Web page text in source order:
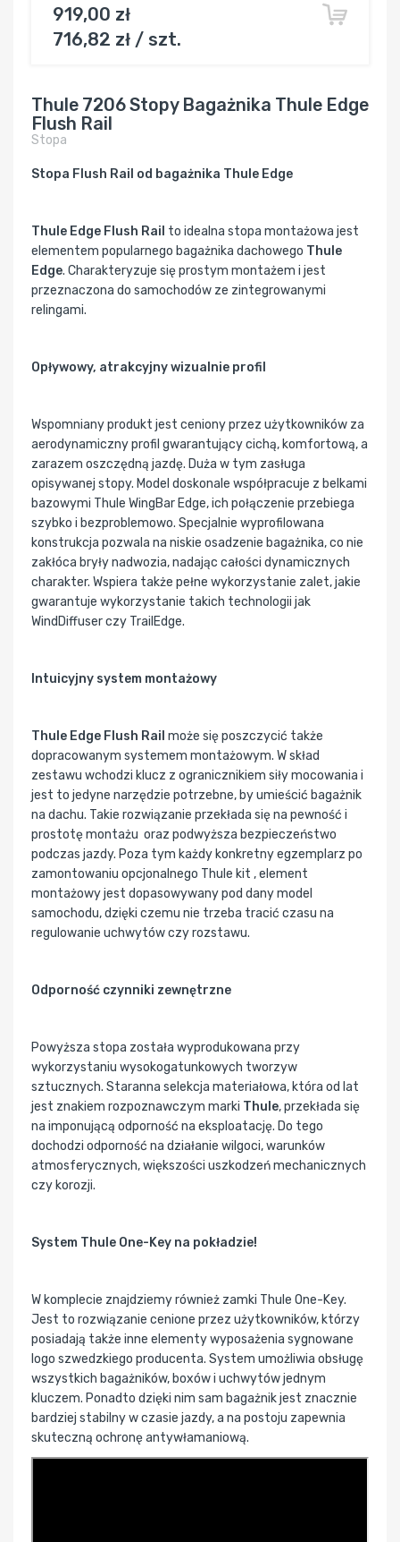
919,00 zł
716,82 zł / szt.
Thule 7206 Stopy Bagażnika Thule Edge
Flush Rail
Stopa
Stopa Flush Rail od bagażnika Thule Edge
Thule Edge Flush Rail to idealna stopa montażowa jest
elementem popularnego bagażnika dachowego Thule
Edge. Charakteryzuje się prostym montażem i jest
przeznaczona do samochodów ze zintegrowanymi
relingami.
Opływowy, atrakcyjny wizualnie profil
Wspomniany produkt jest ceniony przez użytkowników za
aerodynamiczny profil gwarantujący cichą, komfortową, a
zarazem oszczędną jazdę. Duża w tym zasługa
opisywanej stopy. Model doskonale współpracuje z belkami
bazowymi Thule WingBar Edge, ich połączenie przebiega
szybko i bezproblemowo. Specjalnie wyprofilowana
konstrukcja pozwala na niskie osadzenie bagażnika, co nie
zakłóca bryły nadwozia, nadając całości dynamicznych
charakter. Wspiera także pełne wykorzystanie zalet, jakie
gwarantuje wykorzystanie takich technologii jak
WindDiffuser czy TrailEdge.
Intuicyjny system montażowy
Thule Edge Flush Rail może się poszczycić także
dopracowanym systemem montażowym. W skład
zestawu wchodzi klucz z ogranicznikiem siły mocowania i
jest to jedyne narzędzie potrzebne, by umieścić bagażnik
na dachu. Takie rozwiązanie przekłada się na pewność i
prostotę montażu oraz podwyższa bezpieczeństwo
podczas jazdy. Poza tym każdy konkretny egzemplarz po
zamontowaniu opcjonalnego Thule kit , element
montażowy jest dopasowywany pod dany model
samochodu, dzięki czemu nie trzeba tracić czasu na
regulowanie uchwytów czy rozstawu.
Odporność czynniki zewnętrzne
Powyższa stopa została wyprodukowana przy
wykorzystaniu wysokogatunkowych tworzyw
sztucznych. Staranna selekcja materiałowa, która od lat
jest znakiem rozpoznawczym marki Thule, przekłada się
na imponującą odporność na eksploatację. Do tego
dochodzi odporność na działanie wilgoci, warunków
atmosferycznych, większości uszkodzeń mechanicznych
czy korozji.
System Thule One-Key na pokładzie!
W komplecie znajdziemy również zamki Thule One-Key.
Jest to rozwiązanie cenione przez użytkowników, którzy
posiadają także inne elementy wyposażenia sygnowane
logo szwedzkiego producenta. System umożliwia obsługę
wszystkich bagażników, boxów i uchwytów jednym
kluczem. Ponadto dzięki nim sam bagażnik jest znacznie
bardziej stabilny w czasie jazdy, a na postoju zapewnia
skuteczną ochronę antywłamaniową.